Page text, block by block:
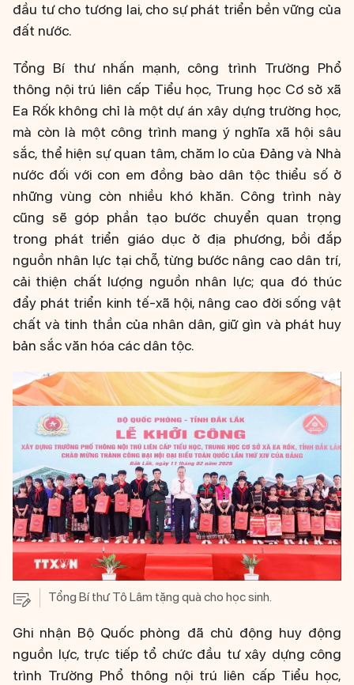
đầu tư cho tương lai, cho sự phát triển bền vững của
đất nước.
Tổng Bí thư nhấn mạnh, công trình Trường Phổ
thông nội trú liên cấp Tiểu học, Trung học Cơ sở xã
Ea Rốk không chỉ là một dự án xây dựng trường học,
mà còn là một công trình mang ý nghĩa xã hội sâu
sắc, thể hiện sự quan tâm, chăm lo của Đảng và Nhà
nước đối với con em đồng bào dân tộc thiểu số ở
những vùng còn nhiều khó khăn. Công trình này
cũng sẽ góp phần tạo bước chuyển quan trọng
trong phát triển giáo dục ở địa phương, bồi đắp
nguồn nhân lực tại chỗ, từng bước nâng cao dân trí,
cải thiện chất lượng nguồn nhân lực; qua đó thúc
đẩy phát triển kinh tế-xã hội, nâng cao đời sống vật
chất và tinh thần của nhân dân, giữ gìn và phát huy
bản sắc văn hóa các dân tộc.
Tổng Bí thư Tô Lâm tặng quà cho học sinh.
Ghi nhận Bộ Quốc phòng đã chủ động huy động
nguồn lực, trực tiếp tổ chức đầu tư xây dựng công
trình Trường Phổ thông nội trú liên cấp Tiểu học,